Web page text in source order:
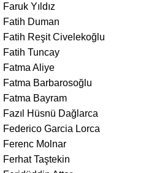
Faruk Yıldız
Fatih Duman
Fatih Reşit Civelekoğlu
Fatih Tuncay
Fatma Aliye
Fatma Barbarosoğlu
Fatma Bayram
Fazıl Hüsnü Dağlarca
Federico Garcia Lorca
Ferenc Molnar
Ferhat Taştekin